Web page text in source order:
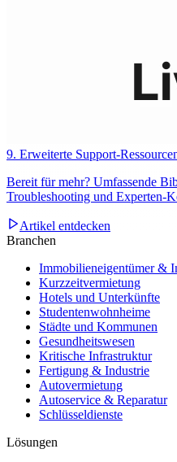
9. Erweiterte Support-
Bereit für mehr? Umfassende
Troubleshooting und
Artikel entdecken
Branchen
Immobilieneigentümer &
Kurzzeitvermietung
Hotels und Unterkünfte
Studentenwohnheime
Städte und Kommunen
Gesundheitswesen
Kritische Infrastruktur
Fertigung & Industrie
Autovermietung
Autoservice & Reparatur
Schlüsseldienste
Lösungen